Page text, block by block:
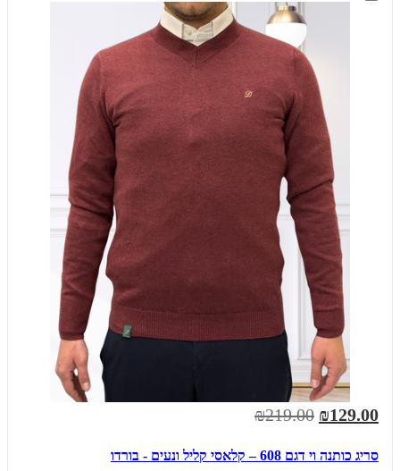
₪129.00
₪219.00
סריג כותנה וי דגם 608 – קלאסי קליל ונעים - בורדו